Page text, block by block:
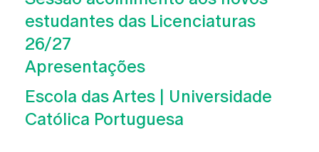
estudantes das Licenciaturas
26/27
Apresentações
Escola das Artes | Universidade
Católica Portuguesa